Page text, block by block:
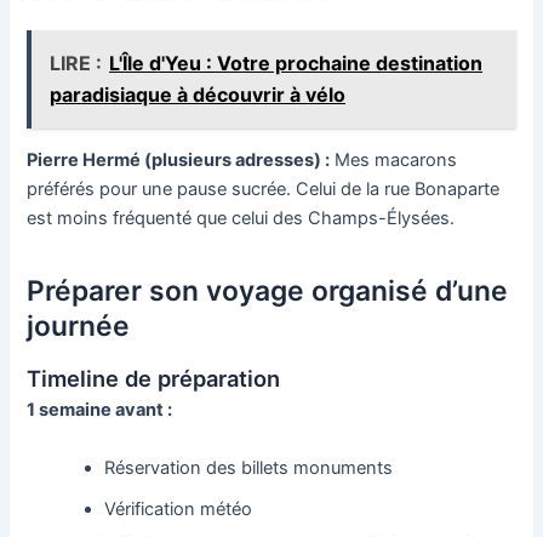
LIRE : L'Île d'Yeu : Votre prochaine destination
paradisiaque à découvrir à vélo
Pierre Hermé (plusieurs adresses) : Mes macarons
préférés pour une pause sucrée. Celui de la rue Bonaparte
est moins fréquenté que celui des Champs-Élysées.
Préparer son voyage organisé d’une
journée
Timeline de préparation
1 semaine avant :
Réservation des billets monuments
Vérification météo